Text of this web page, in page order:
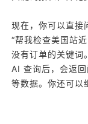
现在，你可以直接
“帮我检查美国站
没有订单的关键词
AI 查询后，会返
等数据。你还可以